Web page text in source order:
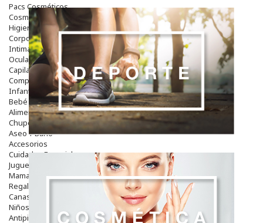
Pacs Cosméticos
Cosmetica Facial Piel Sensible
Higiene
Corporal
Intima
Ocular
Capilar
Complementos
Infantil
Bebé
Alimentación Y Complementos
Chupetes Y Mordedores
Aseo Y Baño
Accesorios
Cuidados Especiales
Juguetes
Mama
Regalos
Canastilla
Niños
Antipiojos